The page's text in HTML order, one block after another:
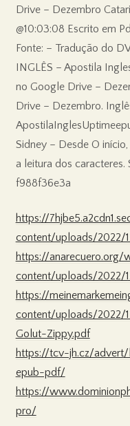
Drive – Dezembro
@10:03:08 Escrito em
Fonte: – Tradução do
INGLÊS – Apostila
no Google Drive –
Drive – Dezembro.
Sidney – Desde O
a leitura dos
f988f36e3a
https://
content/uploads/2022/
https://anarecuero.org/
content/uploads/2022/
https://
content/uploads/2022/
Golut-Zippy.pdf
https://tcv-jh.cz/
epub-pdf/
https://
pro/